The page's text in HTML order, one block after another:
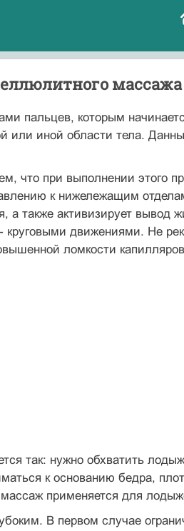
массажа
пальцев, которым
или иной области тела.
что при выполнении этого
к нижележащим
а также активизирует
круговыми движениями. Не
ломкости
так: нужно обхватить
к основанию бедра,
применяется для
В первом случае